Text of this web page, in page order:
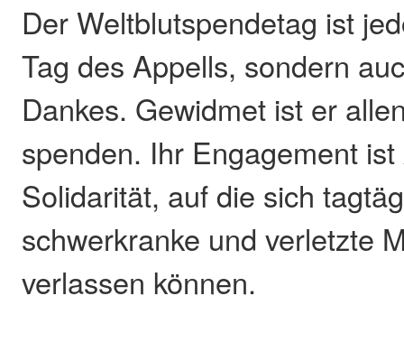
Der Weltblutspendetag ist
Tag des Appells, sondern
Dankes. Gewidmet ist er
spenden. Ihr Engagement
Solidarität, auf die sich
schwerkranke und verletzte
verlassen können.